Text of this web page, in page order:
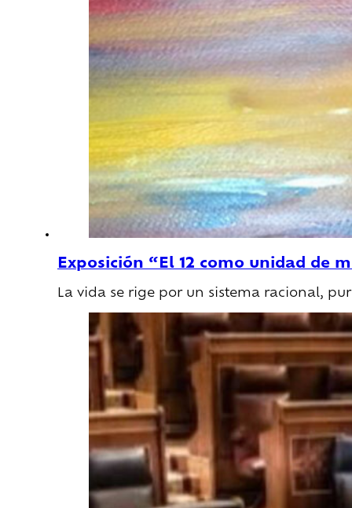
Exposición “El 12 como unidad de
La vida se rige por un sistema racional,